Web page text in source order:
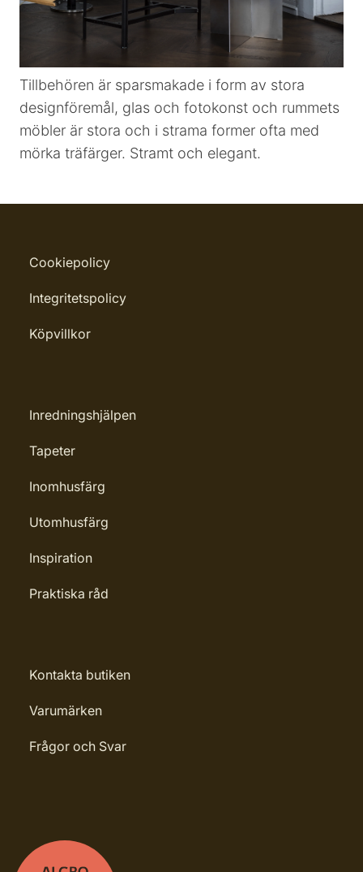
Tillbehören är sparsmakade i form av stora
designföremål, glas och fotokonst och rummets
möbler är stora och i strama former ofta med
mörka träfärger. Stramt och elegant.
Cookiepolicy
Integritetspolicy
Köpvillkor
Inredningshjälpen
Tapeter
Inomhusfärg
Utomhusfärg
Inspiration
Praktiska råd
Kontakta butiken
Varumärken
Frågor och Svar